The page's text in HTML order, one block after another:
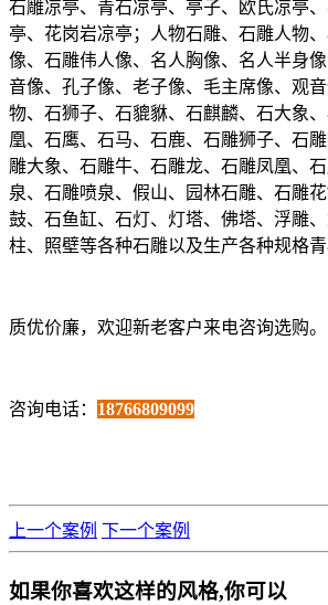
石雕凉亭、青石凉亭、亭子、欧氏凉亭
亭、花岗岩凉亭；人物石雕、石雕人物
像、石雕伟人像、名人胸像、名人半身
音像、孔子像、老子像、毛主席像、观
物、石狮子、石貔貅、石麒麟、石大象
凰、石鹰、石马、石鹿、石雕狮子、石
雕大象、石雕牛、石雕龙、石雕凤凰、
泉、石雕喷泉、假山、园林石雕、石雕
鼓、石鱼缸、石灯、灯塔、佛塔、浮雕
柱、照壁等各种石雕以及生产各种规格青
质优价廉，欢迎新老客户来电咨询选购。
咨询电话： 18766809099
上一个案例 下一个案例
如果你喜欢这样的风格,你可以